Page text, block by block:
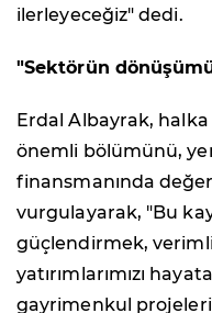
ilerleyeceğiz" dedi.
"Sektörün
Erdal Albayrak,
önemli bölümünü,
finansmanında
vurgulayarak, "Bu
güçlendirmek,
yatırımlarımızı
gayrimenkul